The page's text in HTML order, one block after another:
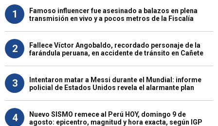
1
Famoso influencer fue asesinado a balazos en plena
transmisión en vivo y a pocos metros de la Fiscalía
2
Fallece Víctor Angobaldo, recordado personaje de la
farándula peruana, en accidente de tránsito en Cañete
3
Intentaron matar a Messi durante el Mundial: informe
policial de Estados Unidos revela el alarmante plan
4
Nuevo SISMO remece al Perú HOY, domingo 9 de
agosto: epicentro, magnitud y hora exacta, según IGP